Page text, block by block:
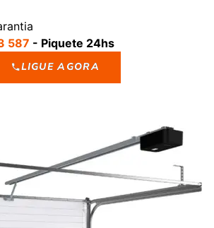
587 - Piquete 24hs
LIGUE AGORA